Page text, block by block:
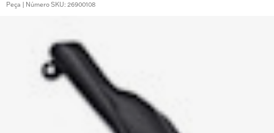
Peça | Número SKU: 26900108